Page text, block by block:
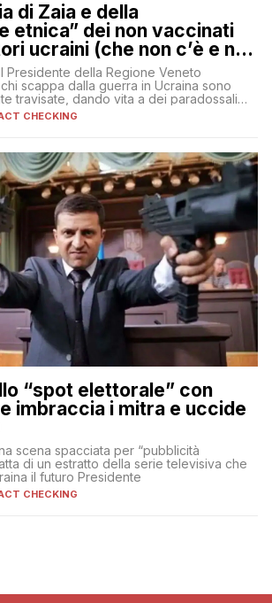
di Zaia e della
etnica” dei non vaccinati
ucraini (che non c’è e non
Presidente della Regione Veneto
scappa dalla guerra in Ucraina sono
travisate, dando vita a dei paradossali
CHECKING
“spot elettorale” con
imbraccia i mitra e uccide
scena spacciata per “pubblicità
di un estratto della serie televisiva che
il futuro Presidente
CHECKING